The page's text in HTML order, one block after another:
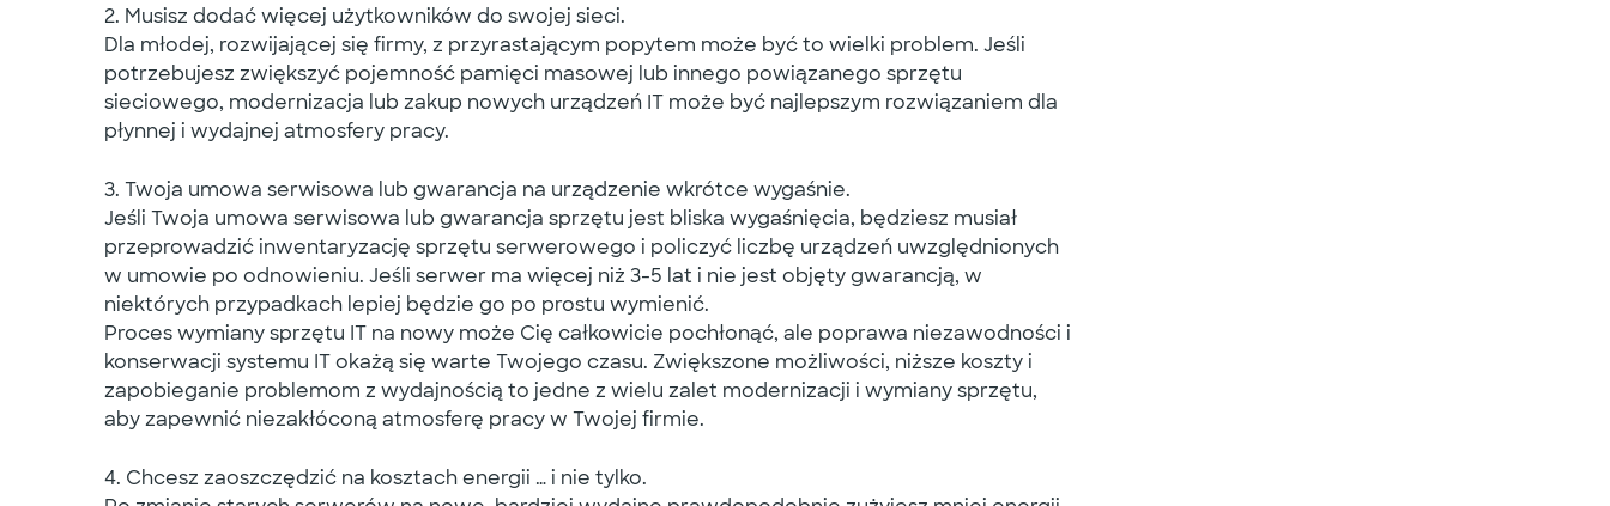
2. Musisz dodać więcej użytkowników do swojej sieci.
Dla młodej, rozwijającej się firmy, z przyrastającym popytem może być to wielki problem. Jeśli
potrzebujesz zwiększyć pojemność pamięci masowej lub innego powiązanego sprzętu
sieciowego, modernizacja lub zakup nowych urządzeń IT może być najlepszym rozwiązaniem dla
płynnej i wydajnej atmosfery pracy.
3. Twoja umowa serwisowa lub gwarancja na urządzenie wkrótce wygaśnie.
Jeśli Twoja umowa serwisowa lub gwarancja sprzętu jest bliska wygaśnięcia, będziesz musiał
przeprowadzić inwentaryzację sprzętu serwerowego i policzyć liczbę urządzeń uwzględnionych
w umowie po odnowieniu. Jeśli serwer ma więcej niż 3-5 lat i nie jest objęty gwarancją, w
niektórych przypadkach lepiej będzie go po prostu wymienić.
Proces wymiany sprzętu IT na nowy może Cię całkowicie pochłonąć, ale poprawa niezawodności i
konserwacji systemu IT okażą się warte Twojego czasu. Zwiększone możliwości, niższe koszty i
zapobieganie problemom z wydajnością to jedne z wielu zalet modernizacji i wymiany sprzętu,
aby zapewnić niezakłóconą atmosferę pracy w Twojej firmie.
4. Chcesz zaoszczędzić na kosztach energii … i nie tylko.